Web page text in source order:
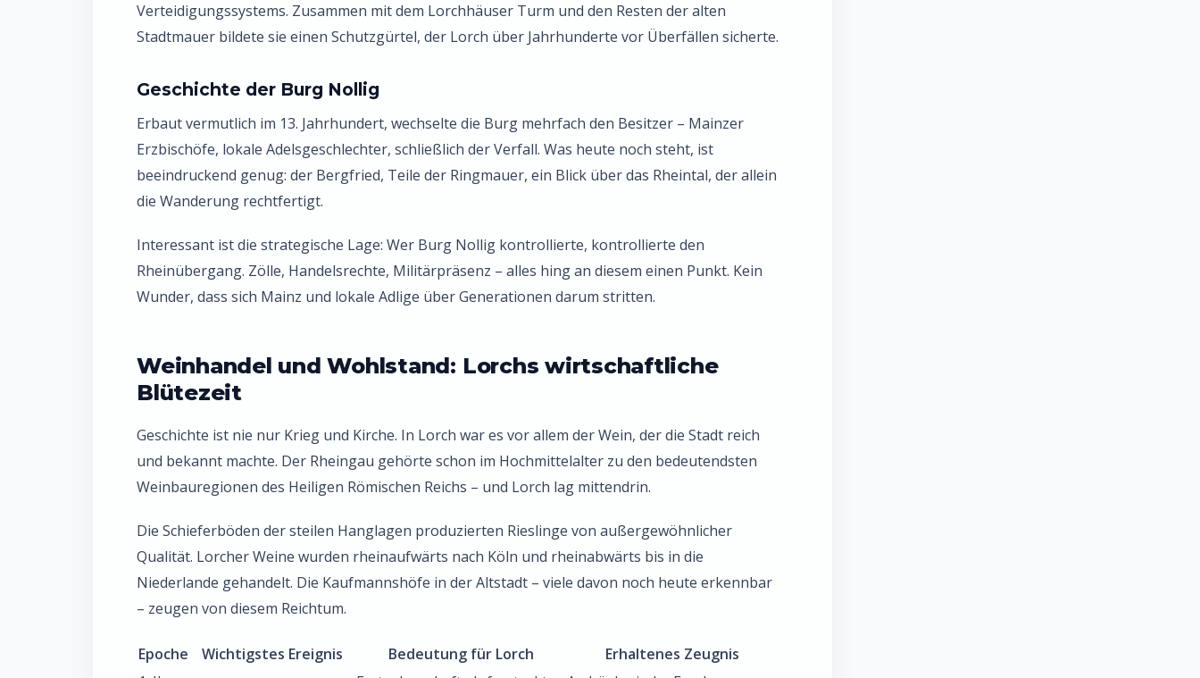
Verteidigungssystems. Zusammen mit dem Lorchhäuser Turm und den Resten der alten
Stadtmauer bildete sie einen Schutzgürtel, der Lorch über Jahrhunderte vor Überfällen sicherte.
Geschichte der Burg Nollig
Erbaut vermutlich im 13. Jahrhundert, wechselte die Burg mehrfach den Besitzer – Mainzer
Erzbischöfe, lokale Adelsgeschlechter, schließlich der Verfall. Was heute noch steht, ist
beeindruckend genug: der Bergfried, Teile der Ringmauer, ein Blick über das Rheintal, der allein
die Wanderung rechtfertigt.
Interessant ist die strategische Lage: Wer Burg Nollig kontrollierte, kontrollierte den
Rheinübergang. Zölle, Handelsrechte, Militärpräsenz – alles hing an diesem einen Punkt. Kein
Wunder, dass sich Mainz und lokale Adlige über Generationen darum stritten.
Weinhandel und Wohlstand: Lorchs wirtschaftliche
Blütezeit
Geschichte ist nie nur Krieg und Kirche. In Lorch war es vor allem der Wein, der die Stadt reich
und bekannt machte. Der Rheingau gehörte schon im Hochmittelalter zu den bedeutendsten
Weinbauregionen des Heiligen Römischen Reichs – und Lorch lag mittendrin.
Die Schieferböden der steilen Hanglagen produzierten Rieslinge von außergewöhnlicher
Qualität. Lorcher Weine wurden rheinaufwärts nach Köln und rheinabwärts bis in die
Niederlande gehandelt. Die Kaufmannshöfe in der Altstadt – viele davon noch heute erkennbar
– zeugen von diesem Reichtum.
Epoche Wichtigstes Ereignis Bedeutung für Lorch
Erhaltenes Zeugnis